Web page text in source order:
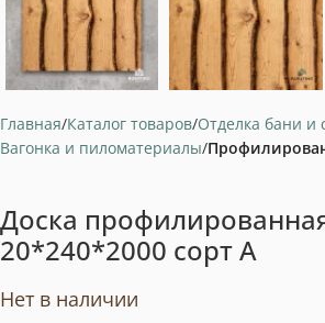
Главная Каталог товаров Отделка бани и
Вагонка и пиломатериалы
Доска
20*240*2000 сорт А
Нет в наличии